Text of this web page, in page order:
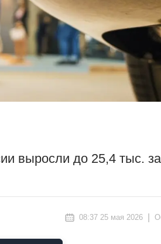
выросли до 25,4 тыс.
08:37 25 мая 2026